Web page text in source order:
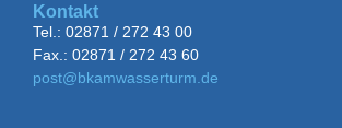
Kontakt
Tel.: 02871 / 272 43 00
Fax.: 02871 / 272 43 60
post@bkamwasserturm.de